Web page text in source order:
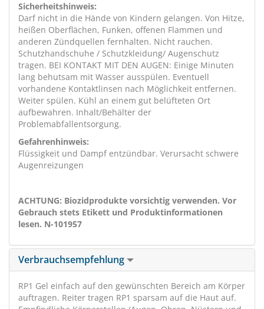
Sicherheitshinweis:
Darf nicht in die Hände von Kindern gelangen. Von Hitze,
heißen Oberflächen, Funken, offenen Flammen und
anderen Zündquellen fernhalten. Nicht rauchen.
Schutzhandschuhe / Schutzkleidung/ Augenschutz
tragen. BEI KONTAKT MIT DEN AUGEN: Einige Minuten
lang behutsam mit Wasser ausspülen. Eventuell
vorhandene Kontaktlinsen nach Möglichkeit entfernen.
Weiter spülen. Kühl an einem gut belüfteten Ort
aufbewahren. Inhalt/Behälter der
Problemabfallentsorgung.
Gefahrenhinweis:
Flüssigkeit und Dampf entzündbar. Verursacht schwere
Augenreizungen
ACHTUNG: Biozidprodukte vorsichtig verwenden. Vor
Gebrauch stets Etikett und Produktinformationen
lesen. N-101957
Verbrauchsempfehlung
RP1 Gel einfach auf den gewünschten Bereich am Körper
auftragen. Reiter tragen RP1 sparsam auf die Haut auf.